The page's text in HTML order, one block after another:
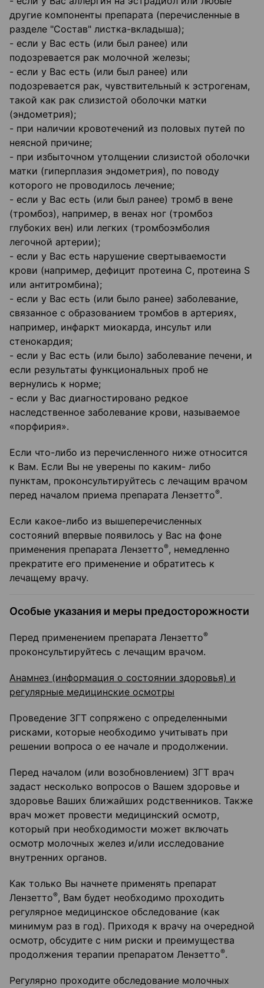
другие компоненты препарата (перечисленные в
разделе "Состав" листка-вкладыша);
- если у Вас есть (или был ранее) или
подозревается рак молочной железы;
- если у Вас есть (или был ранее) или
подозревается рак, чувствительный к эстрогенам,
такой как рак слизистой оболочки матки
(эндометрия);
- при наличии кровотечений из половых путей по
неясной причине;
- при избыточном утолщении слизистой оболочки
матки (гиперплазия эндометрия), по поводу
которого не проводилось лечение;
- если у Вас есть (или был ранее) тромб в вене
(тромбоз), например, в венах ног (тромбоз
глубоких вен) или легких (тромбоэмболия
легочной артерии);
- если у Вас есть нарушение свертываемости
крови (например, дефицит протеина С, протеина S
или антитромбина);
- если у Вас есть (или было ранее) заболевание,
связанное с образованием тромбов в артериях,
например, инфаркт миокарда, инсульт или
стенокардия;
- если у Вас есть (или было) заболевание печени, и
если результаты функциональных проб не
вернулись к норме;
- если у Вас диагностировано редкое
наследственное заболевание крови, называемое
«порфирия».
Если что-либо из перечисленного ниже относится
к Вам. Если Вы не уверены по каким- либо
пунктам, проконсультируйтесь с лечащим врачом
перед началом приема препарата Лензетто®.
Если какое-либо из вышеперечисленных
состояний впервые появилось у Вас на фоне
применения препарата Лензетто®, немедленно
прекратите его применение и обратитесь к
лечащему врачу.
Особые указания и меры предосторожности
Перед применением препарата Лензетто®
проконсультируйтесь с лечащим врачом.
Анамнез (информация о состоянии здоровья) и
регулярные медицинские осмотры
Проведение ЗГТ сопряжено с определенными
рисками, которые необходимо учитывать при
решении вопроса о ее начале и продолжении.
Перед началом (или возобновлением) ЗГТ врач
задаст несколько вопросов о Вашем здоровье и
здоровье Ваших ближайших родственников. Также
врач может провести медицинский осмотр,
который при необходимости может включать
осмотр молочных желез и/или исследование
внутренних органов.
Как только Вы начнете применять препарат
Лензетто®, Вам будет необходимо проходить
регулярное медицинское обследование (как
минимум раз в год). Приходя к врачу на очередной
осмотр, обсудите с ним риски и преимущества
продолжения терапии препаратом Лензетто®.
Регулярно проходите обследование молочных